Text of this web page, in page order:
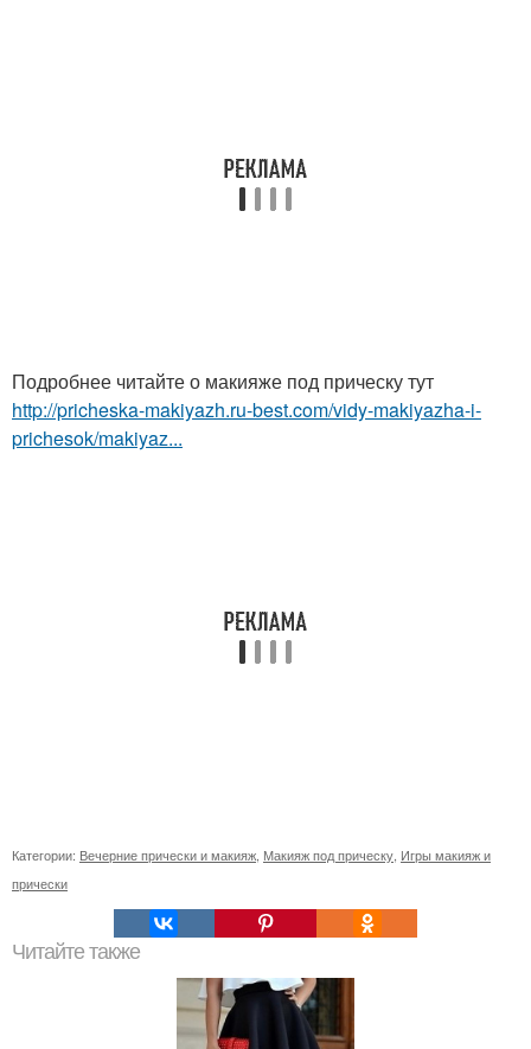
Подробнее читайте о макияже под прическу тут
http://pricheska-makiyazh.ru-best.com/vidy-makiyazha-i-
prichesok/makiyaz...
Категории: Вечерние прически и макияж Макияж под прическу Игры макияж и
прически
Читайте также